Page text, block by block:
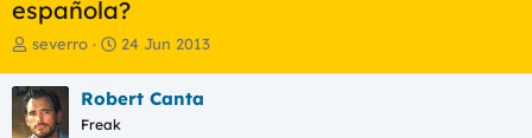
española?
I
i
c
i
severro
F
h
a
24 Jun 2013
Robert Canta
Freak